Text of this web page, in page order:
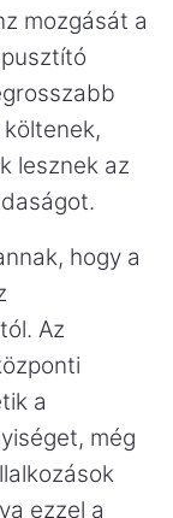
mozgását a
lesznek az
hogy a
Az
a
még
ezzel a